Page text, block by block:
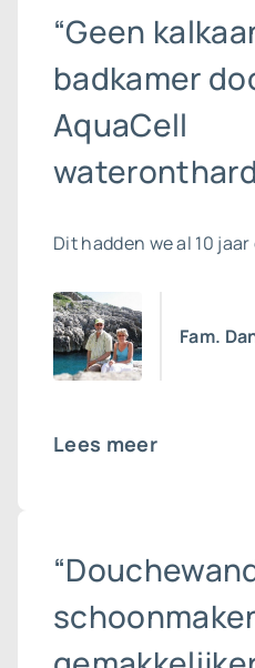
“Geen
badkamer
AquaCell
Dit hadden we al 10
Fam.
Lees meer